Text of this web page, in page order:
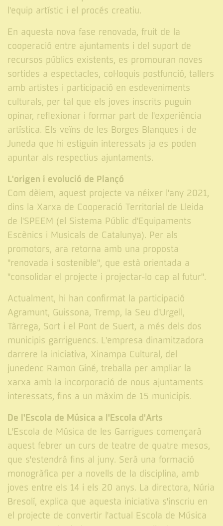
l'equip artístic i el procés creatiu.
En aquesta nova fase renovada, fruit de la
cooperació entre ajuntaments i del suport de
recursos públics existents, es promouran noves
sortides a espectacles, col·loquis postfunció, tallers
amb artistes i participació en esdeveniments
culturals, per tal que els joves inscrits puguin
opinar, reflexionar i formar part de l'experiència
artística. Els veïns de les Borges Blanques i de
Juneda que hi estiguin interessats ja es poden
apuntar als respectius ajuntaments.
L'origen i evolució de Plançó
Com dèiem, aquest projecte va néixer l'any 2021,
dins la Xarxa de Cooperació Territorial de Lleida
de l'SPEEM (el Sistema Públic d'Equipaments
Escènics i Musicals de Catalunya). Per als
promotors, ara retorna amb una proposta
"renovada i sostenible", que està orientada a
"consolidar el projecte i projectar-lo cap al futur".
Actualment, hi han confirmat la participació
Agramunt, Guissona, Tremp, la Seu d'Urgell,
Tàrrega, Sort i el Pont de Suert, a més dels dos
municipis garriguencs. L'empresa dinamitzadora
darrere la iniciativa, Xinampa Cultural, del
junedenc Ramon Giné, treballa per ampliar la
xarxa amb la incorporació de nous ajuntaments
interessats, fins a un màxim de 15 municipis.
De l'Escola de Música a l'Escola d'Arts
L'Escola de Música de les Garrigues començarà
aquest febrer un curs de teatre de quatre mesos,
que s'estendrà fins al juny. Serà una formació
monogràfica per a novells de la disciplina, amb
joves entre els 14 i els 20 anys. La directora, Núria
Bresolí, explica que aquesta iniciativa s'inscriu en
el projecte de convertir l'actual Escola de Música